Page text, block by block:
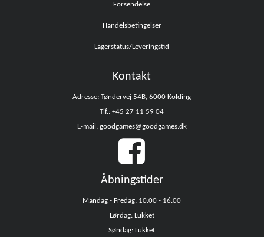
Forsendelse
Handelsbetingelser
Lagerstatus/Leveringstid
Kontakt
Adresse: Tøndervej 54B, 6000 Kolding
Tlf.: +45 27 11 59 04
E-mail: goodgames@goodgames.dk
Åbningstider
Mandag - Fredag: 10.00 - 16.00
Lørdag: Lukket
Søndag: Lukket